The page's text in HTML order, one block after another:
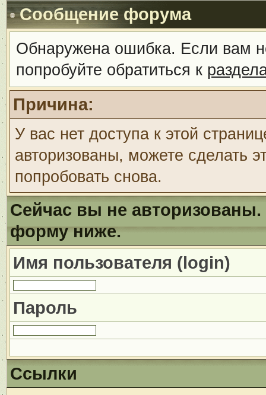
Сообщение форума
Обнаружена ошибка. Если вам
попробуйте обратиться к
Причина:
У вас нет доступа к этой
авторизованы, можете сделать
попробовать снова.
Сейчас вы не авторизованы.
форму ниже.
Имя пользователя (login)
Пароль
Ссылки